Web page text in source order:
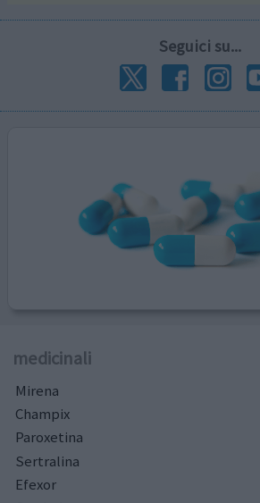
Seguici su...
medicinali
Mirena
Champix
Paroxetina
Sertralina
Efexor